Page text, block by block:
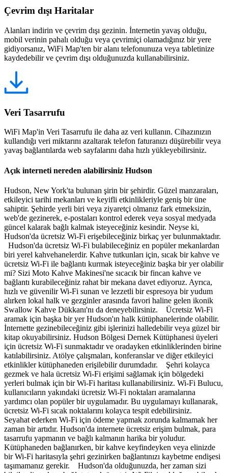
Çevrim dışı Haritalar
Alanları indirin ve çevrim dışı gezinin. İnternetin yavaş olduğu,
mobil verinin pahalı olduğu veya çevrimiçi olamadığınız bir yere
gidiyorsanız, WiFi Map'ten bir alanı telefonunuza veya tabletinize
kaydedebilir ve çevrim dışı olduğunuzda kullanabilirsiniz.
Veri Tasarrufu
WiFi Map'in Veri Tasarrufu ile daha az veri kullanın. Cihazınızın
kullandığı veri miktarını azaltarak telefon faturanızı düşürebilir veya
yavaş bağlantılarda web sayfalarını daha hızlı yükleyebilirsiniz.
Açık interneti nereden alabilirsiniz Hudson
Hudson, New York'ta bulunan şirin bir şehirdir. Güzel manzaraları,
etkileyici tarihi mekanları ve keyifli etkinlikleriyle geniş bir üne
sahiptir. Şehirde yerli biri veya ziyaretçi olmanız fark etmeksizin,
web'de gezinerek, e-postaları kontrol ederek veya sosyal medyada
güncel kalarak bağlı kalmak isteyeceğiniz kesindir. Neyse ki,
Hudson'da ücretsiz Wi-Fi erişebileceğiniz birkaç yer bulunmaktadır.
Hudson'da ücretsiz Wi-Fi bulabileceğiniz en popüler mekanlardan
biri yerel kahvehanelerdir. Kahve tutkunları için, sıcak bir kahve ve
ücretsiz Wi-Fi ile bağlantı kurmak isteyeceğiniz başka bir yer olabilir
mi? Sizi Moto Kahve Makinesi'ne sıcacık bir fincan kahve ve
bağlantı kurabileceğiniz rahat bir mekana davet ediyoruz. Ayrıca,
hızlı ve güvenilir Wi-Fi sunan ve lezzetli bir espresoya bir yudum
alırken lokal halk ve gezginler arasında favori haline gelen ikonik
Swallow Kahve Dükkanı'nı da deneyebilirsiniz. Ücretsiz Wi-Fi
aramak için başka bir yer Hudson'ın halk kütüphanelerinde olabilir.
İnternette gezinebileceğiniz gibi işlerinizi halledebilir veya güzel bir
kitap okuyabilirsiniz. Hudson Bölgesi Dernek Kütüphanesi üyeleri
için ücretsiz Wi-Fi sunmaktadır ve oradayken etkinliklerinden birine
katılabilirsiniz. Atölye çalışmaları, konferanslar ve diğer etkileyici
etkinlikler kütüphaneden erişilebilir durumdadır. Şehri kolayca
gezmek ve hala ücretsiz Wi-Fi erişimi sağlamak için bölgedeki
yerleri bulmak için bir Wi-Fi haritası kullanabilirsiniz. Wi-Fi Bulucu,
kullanıcıların yakındaki ücretsiz Wi-Fi noktaları aramalarına
yardımcı olan popüler bir uygulamadır. Bu uygulamayı kullanarak,
ücretsiz Wi-Fi sıcak noktalarını kolayca tespit edebilirsiniz.
Seyahat ederken Wi-Fi için ödeme yapmak zorunda kalmamak her
zaman bir artıdır. Hudson'da internete ücretsiz erişim bulmak, para
tasarrufu yapmanın ve bağlı kalmanın harika bir yoludur.
Kütüphaneden bağlanırken, bir kahve keyfindeyken veya elinizde
bir Wi-Fi haritasıyla şehri gezinirken bağlantınızı kaybetme endişesi
taşımamanız gerekir. Hudson'da olduğunuzda, her zaman sizi